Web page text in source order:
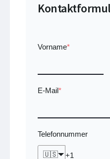
Vorname*
E-Mail*
Telefonnummer
🇺🇸